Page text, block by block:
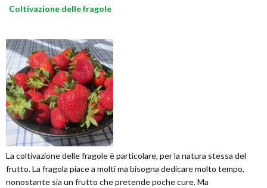
Coltivazione delle fragole
La coltivazione delle fragole è particolare, per la natura stessa del
frutto. La fragola piace a molti ma bisogna dedicare molto tempo,
nonostante sia un frutto che pretende poche cure. Ma